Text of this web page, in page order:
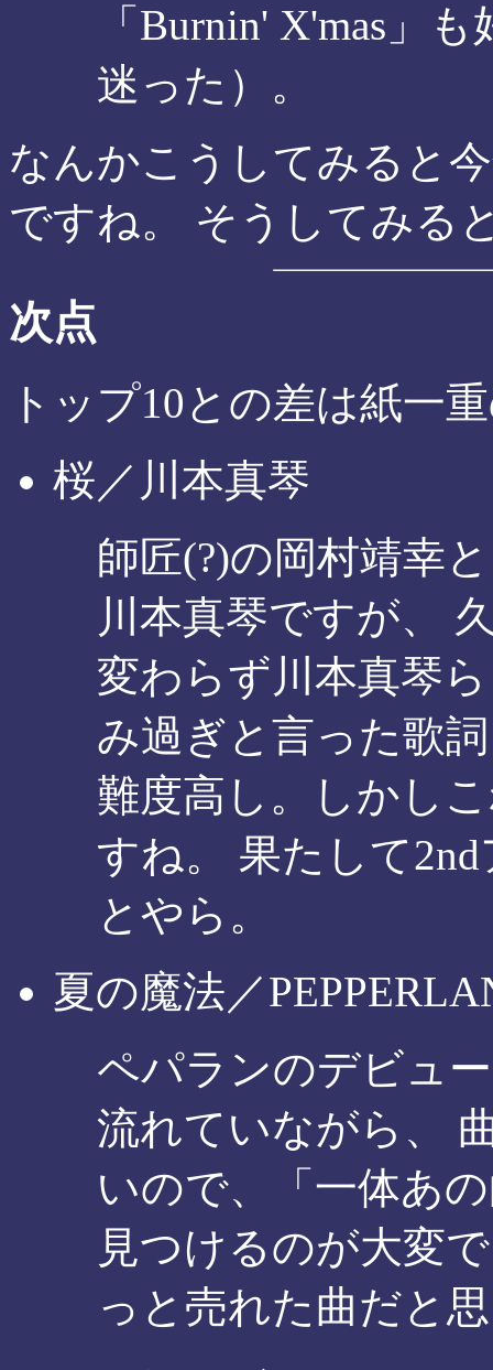
「Burnin' X'mas」
迷った）。
なんかこうしてみると
ですね。 そうしてみる
次点
トップ10との差は紙一
桜／川本真琴
師匠(?)の岡村靖幸
川本真琴ですが、
変わらず川本真琴
み過ぎと言った歌
難度高し。しかし
すね。 果たして
とやら。
夏の魔法／
ペパランのデビュ
流れていながら、
いので、「一体あ
見つけるのが大変
っと売れた曲だと